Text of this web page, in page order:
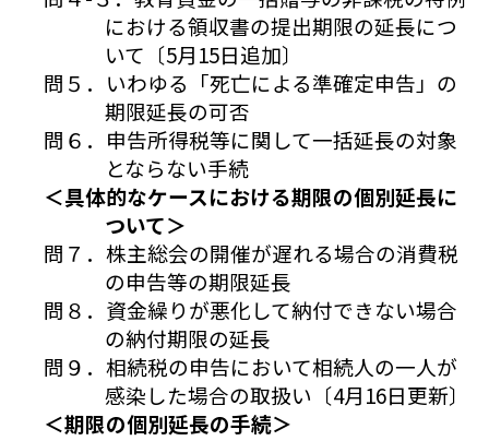
における領収書の提出期限の延長につ
いて〔5月15日追加〕
問５．いわゆる「死亡による準確定申告」の
期限延長の可否
問６．申告所得税等に関して一括延長の対象
とならない手続
＜具体的なケースにおける期限の個別延長に
ついて＞
問７．株主総会の開催が遅れる場合の消費税
の申告等の期限延長
問８．資金繰りが悪化して納付できない場合
の納付期限の延長
問９．相続税の申告において相続人の一人が
感染した場合の取扱い〔4月16日更新〕
＜期限の個別延長の手続＞